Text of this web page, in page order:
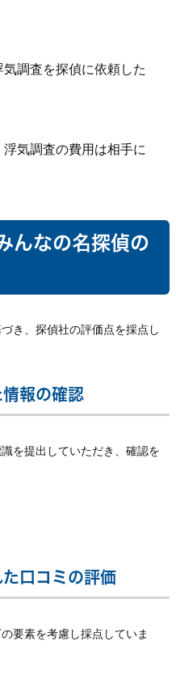
気調査を探偵に依頼した
浮気調査の費用は相手に
んなの名探偵の
き、探偵社の評価点を採点し
報の確認
を提出していただき、確認を
口コミの評価
要素を考慮し採点していま